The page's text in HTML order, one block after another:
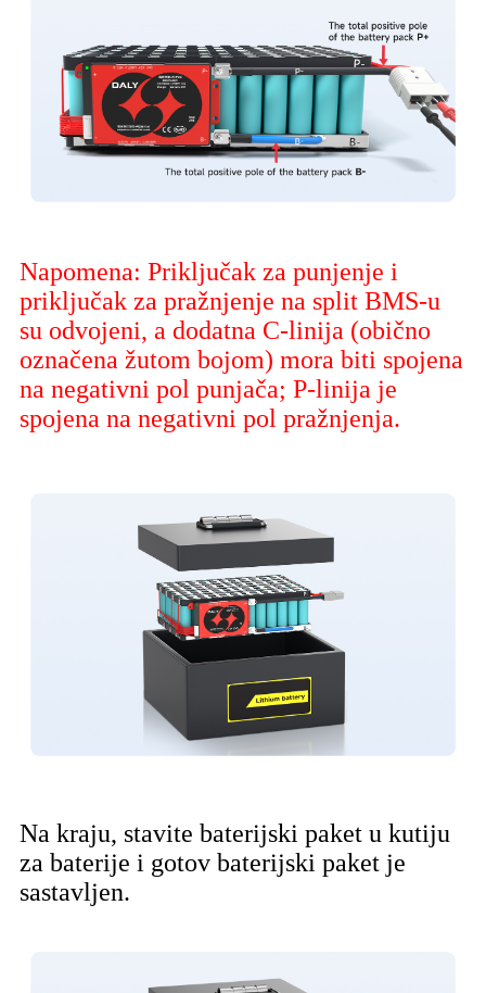
Napomena: Priključak za punjenje i
priključak za pražnjenje na split BMS-u
su odvojeni, a dodatna C-linija (obično
označena žutom bojom) mora biti spojena
na negativni pol punjača; P-linija je
spojena na negativni pol pražnjenja.
Na kraju, stavite baterijski paket u kutiju
za baterije i gotov baterijski paket je
sastavljen.